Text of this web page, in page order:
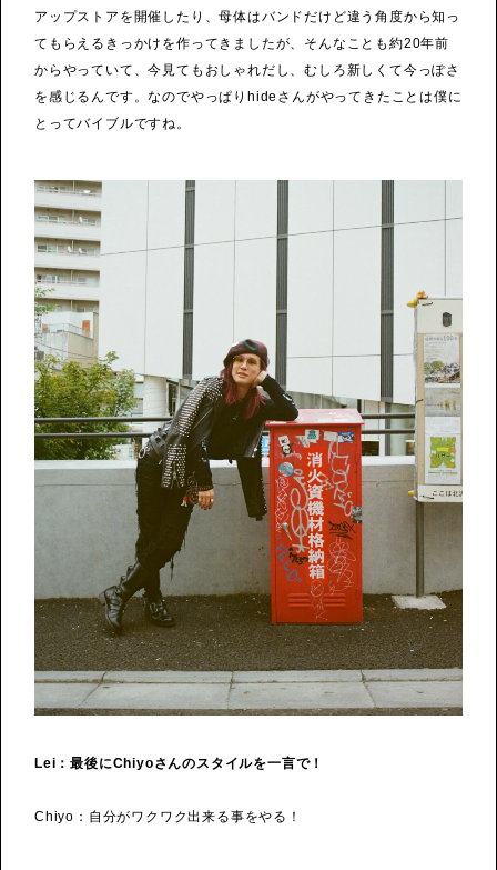
アップストアを開催したり、母体はバンドだけど違う角度から知っ
てもらえるきっかけを作ってきましたが、そんなことも約20年前
からやっていて、今見てもおしゃれだし、むしろ新しくて今っぽさ
を感じるんです。なのでやっぱりhideさんがやってきたことは僕に
とってバイブルですね。
​​Lei：最後にChiyoさんのスタイルを一言で！
Chiyo：自分がワクワク出来る事をやる！